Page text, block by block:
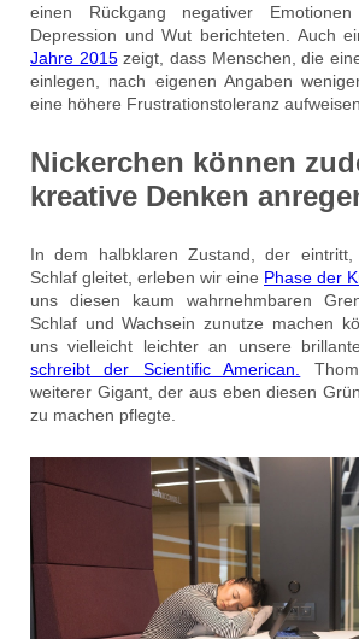
einen Rückgang negativer Emotionen
Depression und Wut berichteten. Auch
Jahre 2015zeigt, dass Menschen, die
einlegen, nach eigenen Angaben
eine höhere Frustrationstoleranz aufweisen.
Nickerchen können
kreative Denken
In dem halbklaren Zustand, der
Schlaf gleitet, erleben wir eine Phase der
uns diesen kaum wahrnehmbaren
Schlaf und Wachsein zunutze machen
uns vielleicht leichter an unsere
schreibt der Scientific American.
weiterer Gigant, der aus eben diesen
zu machen pflegte.